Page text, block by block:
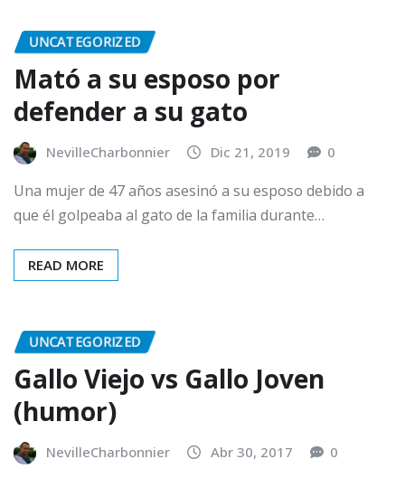
UNCATEGORIZED
Mató a su esposo por
defender a su gato
NevilleCharbonnier Dic 21, 2019 0
Una mujer de 47 años asesinó a su esposo debido a
que él golpeaba al gato de la familia durante…
READ MORE
UNCATEGORIZED
Gallo Viejo vs Gallo Joven
(humor)
NevilleCharbonnier Abr 30, 2017 0